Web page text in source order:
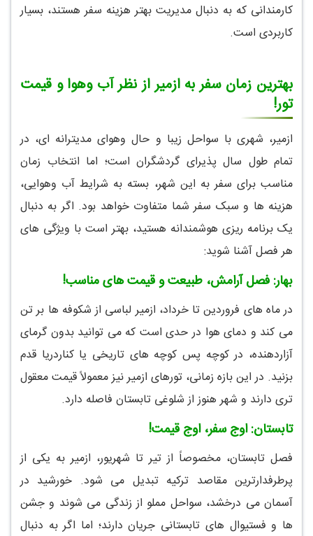
کارمندانی که به دنبال مدیریت بهتر هزینه سفر هستند، بسیار
کاربردی است.
بهترین زمان سفر به ازمیر از نظر آب وهوا و قیمت
تور!
ازمیر، شهری با سواحل زیبا و حال وهوای مدیترانه ای، در
تمام طول سال پذیرای گردشگران است؛ اما انتخاب زمان
مناسب برای سفر به این شهر، بسته به شرایط آب وهوایی،
هزینه ها و سبک سفر شما متفاوت خواهد بود. اگر به دنبال
یک برنامه ریزی هوشمندانه هستید، بهتر است با ویژگی های
هر فصل آشنا شوید:
بهار: فصل آرامش، طبیعت و قیمت های مناسب!
در ماه های فروردین تا خرداد، ازمیر لباسی از شکوفه ها بر تن
می کند و دمای هوا در حدی است که می توانید بدون گرمای
آزاردهنده، در کوچه پس کوچه های تاریخی یا کناردریا قدم
بزنید. در این بازه زمانی، تورهای ازمیر نیز معمولاً قیمت معقول
تری دارند و شهر هنوز از شلوغی تابستان فاصله دارد.
تابستان: اوج سفر، اوج قیمت!
فصل تابستان، مخصوصاً از تیر تا شهریور، ازمیر به یکی از
پرطرفدارترین مقاصد ترکیه تبدیل می شود. خورشید در
آسمان می درخشد، سواحل مملو از زندگی می شوند و جشن
ها و فستیوال های تابستانی جریان دارند؛ اما اگر به دنبال